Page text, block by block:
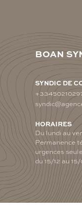
BOAN
SYNDIC DE
HORAIRES
Du lundi au
Permanence
urgences
du 15/12 au